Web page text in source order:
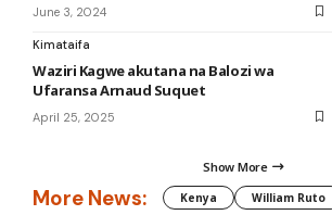
June 3, 2024
Kimataifa
Waziri Kagwe akutana na Balozi wa
Ufaransa Arnaud Suquet
April 25, 2025
Show More
More News: Kenya William Ruto